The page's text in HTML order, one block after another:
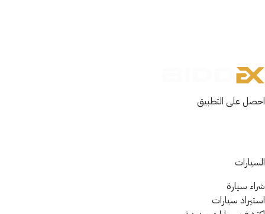
احصل على التطبيق
السيارات
شراء سيارة
استيراد سيارات